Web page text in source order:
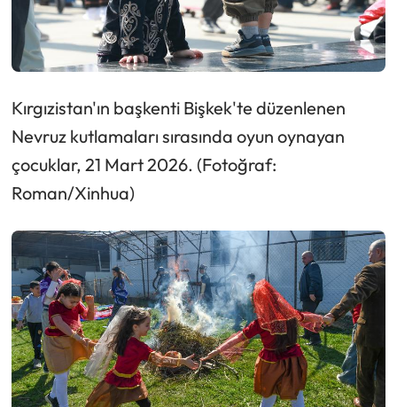
Kırgızistan'ın başkenti Bişkek'te düzenlenen
Nevruz kutlamaları sırasında oyun oynayan
çocuklar, 21 Mart 2026. (Fotoğraf:
Roman/Xinhua)